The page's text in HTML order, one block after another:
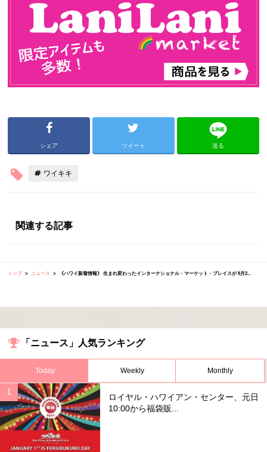
シェア ツイート 送る
ワイキキ
関連する記事
トップ ニュース 《ハワイ新着情報》 生まれ変わったインターナショナル・マーケット・プレイスが 8月2...
「ニュース」人気ランキング
Today Weekly Monthly
ロイヤル・ハワイアン・センター、元日
10:00から福袋販...